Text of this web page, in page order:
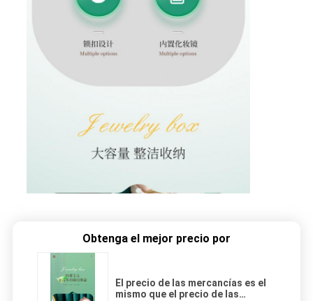
Obtenga el mejor precio por
El precio de las mercancías es el
mismo que el precio de las